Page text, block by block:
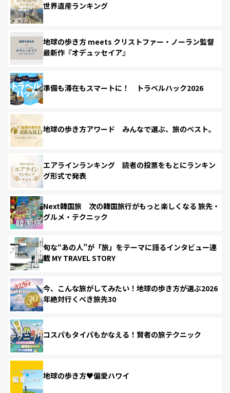
世界遺産ランキング
地球の歩き方 meets クリストファー・ノーラン監督
最新作『オデュッセイア』
準備も滞在もスマートに！ トラベルハック2026
地球の歩き方アワード みんなで選ぶ、旅のベスト。
エアラインランキング 読者の投票をもとにランキン
グ形式で発表
Next韓国旅 次の韓国旅行がもっと楽しくなる 旅先・
グルメ・テクニック
旬な“あの人”が「旅」をテーマに語るインタビュー連
載 MY TRAVEL STORY
今、こんな旅がしてみたい！地球の歩き方が選ぶ2026
年絶対行くべき旅先30
コスパもタイパもかなえる！賢者の旅テクニック
地球の歩き方♥偏愛ハワイ